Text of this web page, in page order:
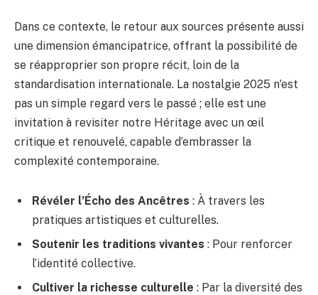
Dans ce contexte, le retour aux sources présente aussi
une dimension émancipatrice, offrant la possibilité de
se réapproprier son propre récit, loin de la
standardisation internationale. La nostalgie 2025 n’est
pas un simple regard vers le passé ; elle est une
invitation à revisiter notre Héritage avec un œil
critique et renouvelé, capable d’embrasser la
complexité contemporaine.
Révéler l’Écho des Ancêtres : À travers les
pratiques artistiques et culturelles.
Soutenir les traditions vivantes : Pour renforcer
l’identité collective.
Cultiver la richesse culturelle : Par la diversité des